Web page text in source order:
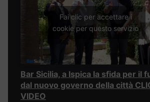
Fai clic per accettare i
cookie per questo servizio
Bar Sicilia, a Ispica la sfida per il
dal nuovo governo della città
VIDEO